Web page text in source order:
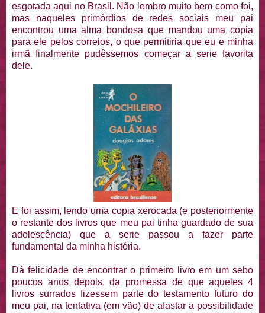
esgotada aqui no Brasil. Não lembro muito bem como foi,
mas naqueles primórdios de redes sociais meu pai
encontrou uma alma bondosa que mandou uma copia
para ele pelos correios, o que permitiria que eu e minha
irmã finalmente pudêssemos começar a serie favorita
dele.
E foi assim, lendo uma copia xerocada (e posteriormente
o restante dos livros que meu pai tinha guardado de sua
adolescência) que a serie passou a fazer parte
fundamental da minha história.
Dá felicidade de encontrar o primeiro livro em um sebo
poucos anos depois, da promessa de que aqueles 4
livros surrados fizessem parte do testamento futuro do
meu pai, na tentativa (em vão) de afastar a possibilidade